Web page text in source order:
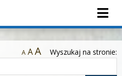
A AA Wyszukaj na stronie: